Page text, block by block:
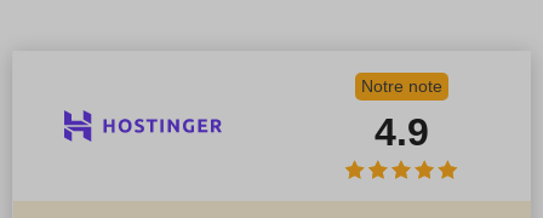
Notre note
4.9